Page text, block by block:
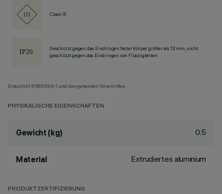
Class III
Geschützt gegen das Eindringen fester Körper größer als 12 mm, nicht
geschützt gegen das Eindringen von Flüssigkeiten.
Entspricht EN60598-1 und den geltenden Vorschriften.
PHYSIKALISCHE EIGENSCHAFTEN
Gewicht (kg) 0.5
Material Extrudiertes aluminium
PRODUKTZERTIFIZIERUNG